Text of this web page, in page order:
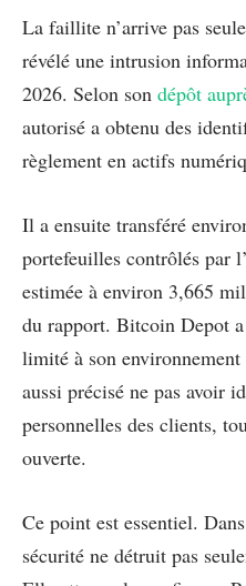
La faillite n’arrive pas
révélé une intrusion
2026. Selon son dépôt
autorisé a obtenu des
règlement en actifs
Il a ensuite transféré
portefeuilles contrôlés par
estimée à environ 3,665
du rapport. Bitcoin Depot
limité à son environnement
aussi précisé ne pas avoir
personnelles des clients,
ouverte.
Ce point est essentiel.
sécurité ne détruit pas